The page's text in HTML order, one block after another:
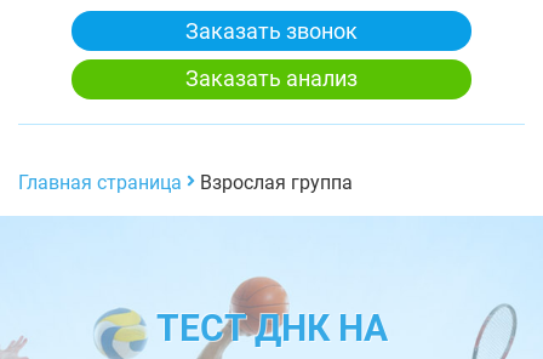
Заказать звонок
Заказать анализ
Главная страница Взрослая группа
ТЕСТ ДНК НА